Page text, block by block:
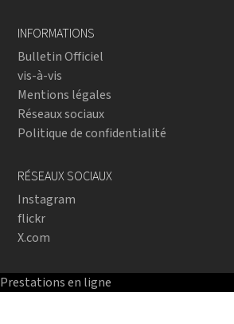
INFORMATIONS
Bulletin Officiel
vis-à-vis
Mentions légales
Réseaux sociaux
Politique de confidentialité
RÉSEAUX SOCIAUX
Instagram
flickr
X.com
Prestations en ligne